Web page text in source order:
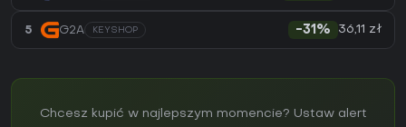
5 G2A KEYSHOP -31% 36,11 zł
Chcesz kupić w najlepszym momencie? Ustaw alert